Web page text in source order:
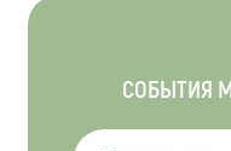
СОБЫТИЯ